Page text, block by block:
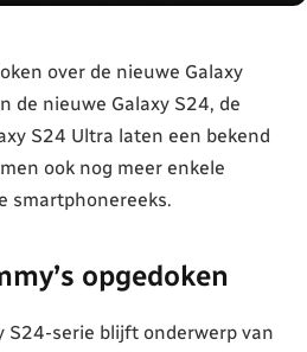
over de nieuwe Galaxy
de nieuwe Galaxy S24, de
S24 Ultra laten een bekend
ook nog meer enkele
smartphonereeks.
opgedoken
S24-serie blijft onderwerp van